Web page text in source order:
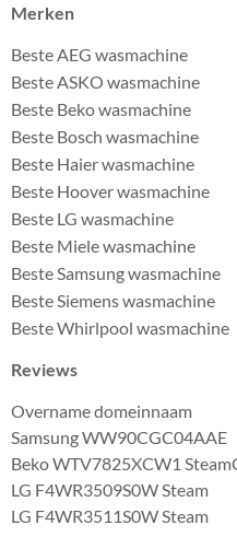
Merken
Beste AEG wasmachine
Beste ASKO wasmachine
Beste Beko wasmachine
Beste Bosch wasmachine
Beste Haier wasmachine
Beste Hoover wasmachine
Beste LG wasmachine
Beste Miele wasmachine
Beste Samsung wasmachine
Beste Siemens wasmachine
Beste Whirlpool wasmachine
Reviews
Overname domeinnaam
Samsung WW90CGC04AAE
Beko WTV7825XCW1
LG F4WR3509S0W Steam
LG F4WR3511S0W Steam